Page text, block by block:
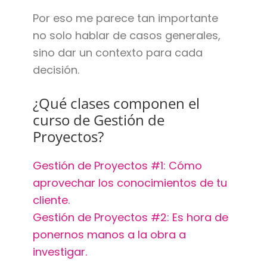
Por eso me parece tan importante
no solo hablar de casos generales,
sino dar un contexto para cada
decisión.
¿Qué clases componen el
curso de Gestión de
Proyectos?
Gestión de Proyectos #1: Cómo
aprovechar los conocimientos de tu
cliente.
Gestión de Proyectos #2: Es hora de
ponernos manos a la obra a
investigar.